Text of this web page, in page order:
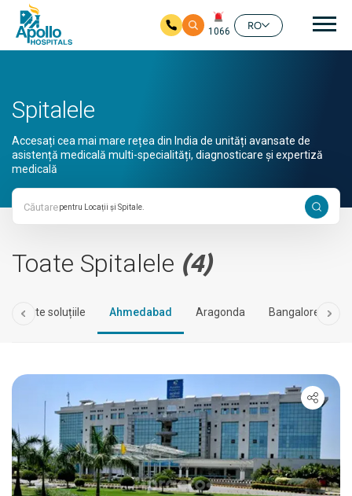
1066
RO
Spitalele
Accesați cea mai mare rețea din India de unități avansate de
asistență medicală multi-specialități, diagnosticare și expertiză
medicală
Căutare
Toate Spitalele (4)
Toate soluțiile Ahmedabad Aragonda Bangalore